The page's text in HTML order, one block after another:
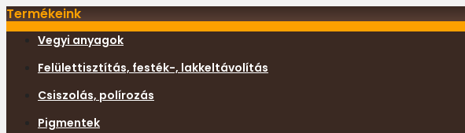
Termékeink
Vegyi anyagok
Felülettisztítás, festék-, lakkeltávolítás
Csiszolás, polírozás
Pigmentek